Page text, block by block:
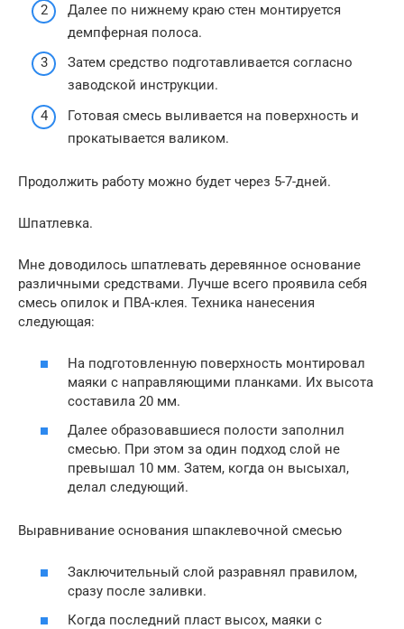
Далее по нижнему краю стен монтируется
демпферная полоса.
Затем средство подготавливается согласно
заводской инструкции.
Готовая смесь выливается на поверхность и
прокатывается валиком.
Продолжить работу можно будет через 5-7-дней.
Шпатлевка.
Мне доводилось шпатлевать деревянное основание
различными средствами. Лучше всего проявила себя
смесь опилок и ПВА-клея. Техника нанесения
следующая:
На подготовленную поверхность монтировал
маяки с направляющими планками. Их высота
составила 20 мм.
Далее образовавшиеся полости заполнил
смесью. При этом за один подход слой не
превышал 10 мм. Затем, когда он высыхал,
делал следующий.
Выравнивание основания шпаклевочной смесью
Заключительный слой разравнял правилом,
сразу после заливки.
Когда последний пласт высох, маяки с